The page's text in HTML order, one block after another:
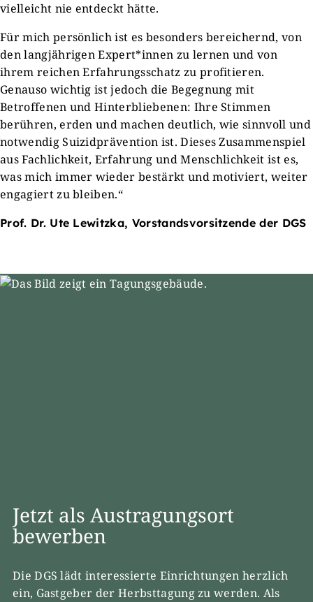
vielleicht nie entdeckt hätte.
Für mich persönlich ist es besonders bereichernd, von
den langjährigen Expert*innen zu lernen und von
ihrem reichen Erfahrungsschatz zu profitieren.
Genauso wichtig ist jedoch die Begegnung mit
Betroffenen und Hinterbliebenen: Ihre Stimmen
berühren, erden und machen deutlich, wie sinnvoll und
notwendig Suizidprävention ist. Dieses Zusammenspiel
aus Fachlichkeit, Erfahrung und Menschlichkeit ist es,
was mich immer wieder bestärkt und motiviert, weiter
engagiert zu bleiben.“
Prof. Dr. Ute Lewitzka, Vorstandsvorsitzende der DGS
Jetzt als Austragungsort
bewerben
Die DGS lädt interessierte Einrichtungen herzlich
ein, Gastgeber der Herbsttagung zu werden. Als